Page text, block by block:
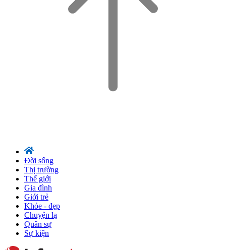
Đời sống
Thị trường
Thế giới
Gia đình
Giới trẻ
Khỏe - đẹp
Chuyện lạ
Quân sự
Sự kiện